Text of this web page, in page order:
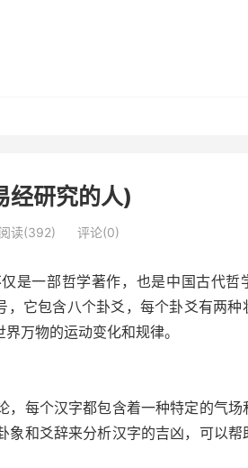
经研究的人)
阅读(392) 评论(0)
是一部哲学著作，也是中国古代哲
，它包含八个卦爻，每个卦爻有两种
万物的运动变化和规律。
每个汉字都包含着一种特定的气场
和爻辞来分析汉字的吉凶，可以帮